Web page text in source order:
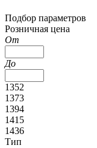
Подбор параметров
Розничная цена
От
До
1352
1373
1394
1415
1436
Тип